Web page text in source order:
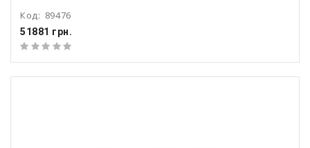
Код: 89476
51881 грн.